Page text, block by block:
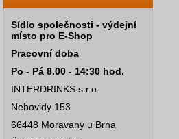
Sídlo společnosti - výdejní
místo pro E-Shop
Pracovní doba
Po - Pá 8.00 - 14:30 hod.
INTERDRINKS s.r.o.
Nebovidy 153
66448 Moravany u Brna